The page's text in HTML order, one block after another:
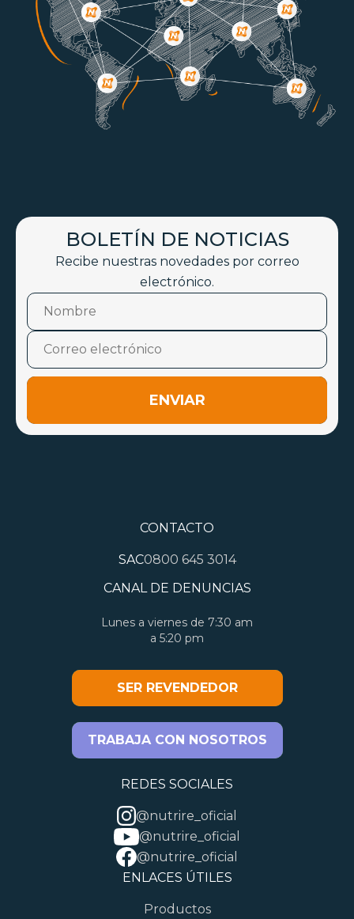
BOLETÍN DE NOTICIAS
Recibe nuestras novedades por correo
electrónico.
ENVIAR
CONTACTO
SAC0800 645 3014
CANAL DE DENUNCIAS
Lunes a viernes de 7:30 am
a 5:20 pm
SER REVENDEDOR
TRABAJA CON NOSOTROS
REDES SOCIALES
@nutrire_oficial
@nutrire_oficial
@nutrire_oficial
ENLACES ÚTILES
Productos